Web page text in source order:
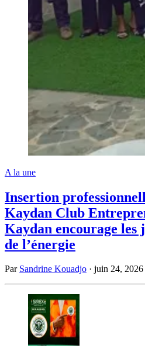
A la une
Insertion
Kaydan Club
Kaydan encourage les
de l’énergie
Par Sandrine Kouadjo · juin 24, 2026